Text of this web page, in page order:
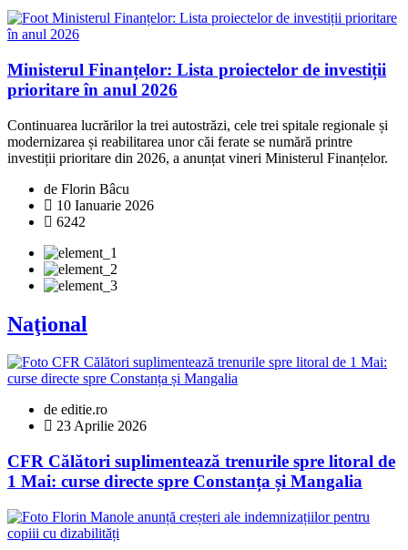
Ministerul Finanțelor: Lista proiectelor de investiții
prioritare în anul 2026
Continuarea lucrărilor la trei autostrăzi, cele trei spitale regionale și
modernizarea și reabilitarea unor căi ferate se numără printre
investiții prioritare din 2026, a anunțat vineri Ministerul Finanțelor.
de Florin Bâcu
10 Ianuarie 2026
6242
Naţional
de editie.ro
23 Aprilie 2026
CFR Călători suplimentează trenurile spre litoral de
1 Mai: curse directe spre Constanța și Mangalia